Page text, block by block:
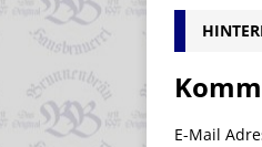
E-Mail